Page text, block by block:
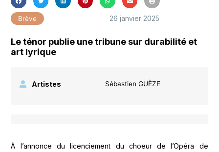
Brève 26 janvier 2025
Le ténor publie une tribune sur durabilité et
art lyrique
Artistes Sébastien GUÈZE
À l’annonce du licenciement du choeur de l’Opéra de